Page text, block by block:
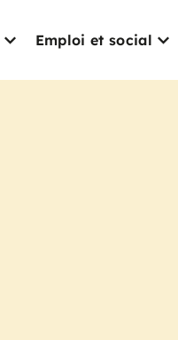
Emploi et social